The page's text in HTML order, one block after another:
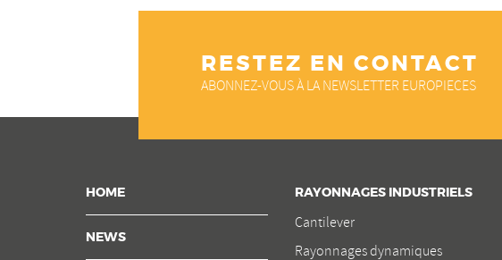
RESTEZ EN CONTACT
ABONNEZ-VOUS À LA NEWSLETTER EUROPIECES
HOME
NEWS
RAYONNAGES INDUSTRIELS
Cantilever
Rayonnages dynamiques